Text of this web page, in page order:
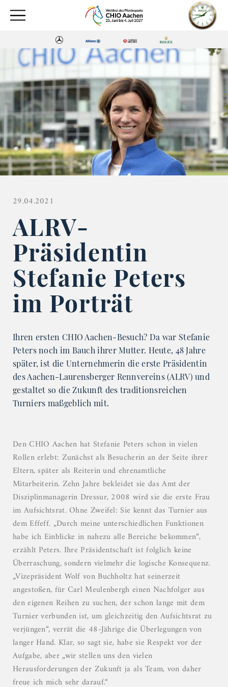
29.04.2021
ALRV-
Präsidentin
Stefanie Peters
im Porträt
Ihren ersten CHIO Aachen-Besuch? Da war Stefanie
Peters noch im Bauch ihrer Mutter. Heute, 48 Jahre
später, ist die Unternehmerin die erste Präsidentin
des Aachen-Laurensberger Rennvereins (ALRV) und
gestaltet so die Zukunft des traditionsreichen
Turniers maßgeblich mit.
Den CHIO Aachen hat Stefanie Peters schon in vielen
Rollen erlebt: Zunächst als Besucherin an der Seite ihrer
Eltern, später als Reiterin und ehrenamtliche
Mitarbeiterin. Zehn Jahre bekleidet sie das Amt der
Disziplinmanagerin Dressur, 2008 wird sie die erste Frau
im Aufsichtsrat. Ohne Zweifel: Sie kennt das Turnier aus
dem Effeff. „Durch meine unterschiedlichen Funktionen
habe ich Einblicke in nahezu alle Bereiche bekommen“,
erzählt Peters. Ihre Präsidentschaft ist folglich keine
Überraschung, sondern vielmehr die logische Konsequenz.
„Vizepräsident Wolf von Buchholtz hat seinerzeit
angestoßen, für Carl Meulenbergh einen Nachfolger aus
den eigenen Reihen zu suchen, der schon lange mit dem
Turnier verbunden ist, um gleichzeitig den Aufsichtsrat zu
verjüngen“, verrät die 48-Jährige die Überlegungen von
langer Hand. Klar, so sagt sie, habe sie Respekt vor der
Aufgabe, aber „wir stellen uns den vielen
Herausforderungen der Zukunft ja als Team, von daher
freue ich mich sehr darauf.“